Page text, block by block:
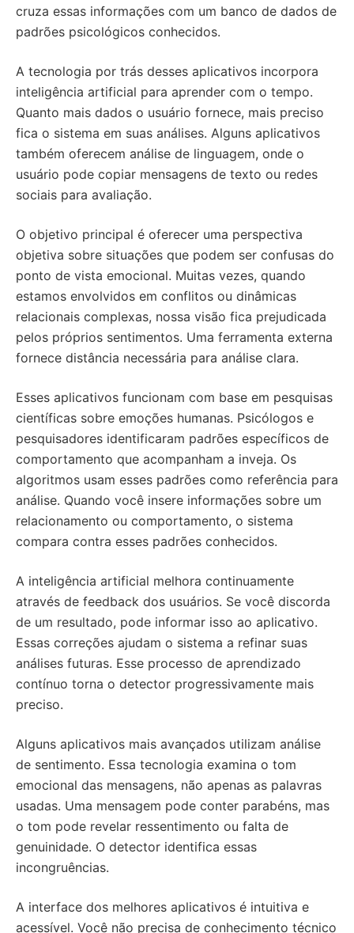
cruza essas informações com um banco de dados de
padrões psicológicos conhecidos.
A tecnologia por trás desses aplicativos incorpora
inteligência artificial para aprender com o tempo.
Quanto mais dados o usuário fornece, mais preciso
fica o sistema em suas análises. Alguns aplicativos
também oferecem análise de linguagem, onde o
usuário pode copiar mensagens de texto ou redes
sociais para avaliação.
O objetivo principal é oferecer uma perspectiva
objetiva sobre situações que podem ser confusas do
ponto de vista emocional. Muitas vezes, quando
estamos envolvidos em conflitos ou dinâmicas
relacionais complexas, nossa visão fica prejudicada
pelos próprios sentimentos. Uma ferramenta externa
fornece distância necessária para análise clara.
Esses aplicativos funcionam com base em pesquisas
científicas sobre emoções humanas. Psicólogos e
pesquisadores identificaram padrões específicos de
comportamento que acompanham a inveja. Os
algoritmos usam esses padrões como referência para
análise. Quando você insere informações sobre um
relacionamento ou comportamento, o sistema
compara contra esses padrões conhecidos.
A inteligência artificial melhora continuamente
através de feedback dos usuários. Se você discorda
de um resultado, pode informar isso ao aplicativo.
Essas correções ajudam o sistema a refinar suas
análises futuras. Esse processo de aprendizado
contínuo torna o detector progressivamente mais
preciso.
Alguns aplicativos mais avançados utilizam análise
de sentimento. Essa tecnologia examina o tom
emocional das mensagens, não apenas as palavras
usadas. Uma mensagem pode conter parabéns, mas
o tom pode revelar ressentimento ou falta de
genuinidade. O detector identifica essas
incongruências.
A interface dos melhores aplicativos é intuitiva e
acessível. Você não precisa de conhecimento técnico